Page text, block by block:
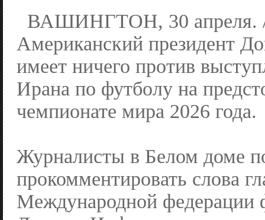
ВАШИНГТОН, 30 апреля.
Американский президент
имеет ничего против
Ирана по футболу на
чемпионате мира 2026 года.
Журналисты в Белом доме
прокомментировать слова
Международной